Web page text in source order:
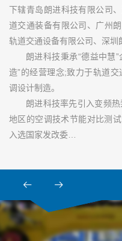
下辖青岛朗进科技有限公司
道交通装备有限公司、广州
轨道交通设备有限公司、深圳
朗进科技秉承“德益中慧
造”的经营理念;致力于轨道
调设计制造。
朗进科技率先引入变频
地区的空调技术节能对比测
入选国家发改委…